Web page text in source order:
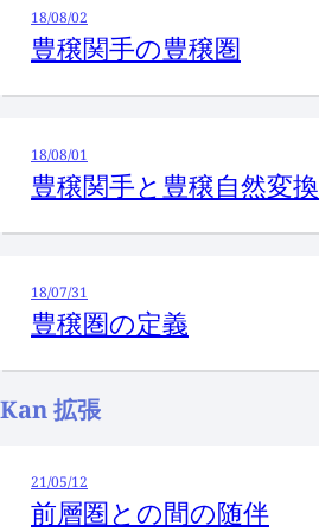
18/08/02
豊穣関手の豊穣圏
18/08/01
豊穣関手と豊穣自然変換
18/07/31
豊穣圏の定義
Kan 拡張
21/05/12
前層圏との間の随伴